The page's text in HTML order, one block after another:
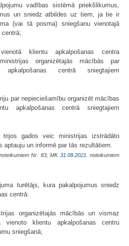
vadības sistēmā priekšlikumus,
un sniedz atbildes uz tiem, ja tie ir
(vai tā posma) sniegšanu vienotajā
centrā;
klientu apkalpošanas centra
organizētajās mācībās par
centrā sniegtajiem
par nepieciešamību organizēt mācības
apkalpošanas centrā sniegtajiem
gados veic ministrijas izstrādāto
aptauju un informē par tās rezultātiem.
noteikumiem Nr. 83; MK 31.08.2021.
noteikumiem
turētājs, kura pakalpojumus sniedz
centrā:
organizētajās mācībās un vismaz
vienoto klientu apkalpošanas centru
sniegšanā;